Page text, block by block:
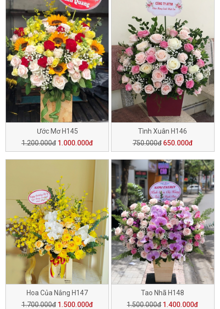
Ước Mơ H145
1.200.000đ 1.000.000đ
Tình Xuân H146
750.000đ 650.000đ
Hoa Của Nắng H147
1.700.000đ 1.500.000đ
Tao Nhã H148
1.500.000đ 1.400.000đ